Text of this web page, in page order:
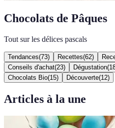
Chocolats de Pâques
Tout sur les délices pascals
Tendances(73) Recettes(62)
Conseils d'achat(23) Dégustation(
Chocolats Bio(15) Découverte(12)
Articles à la une